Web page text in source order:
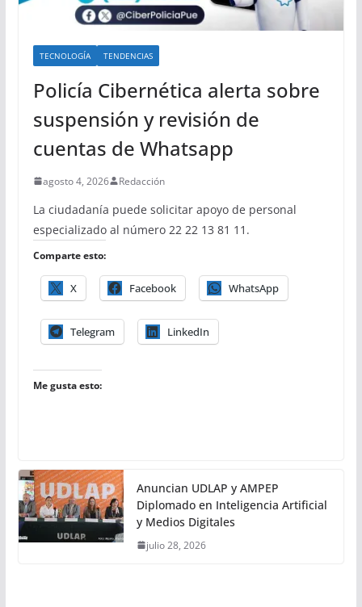
TECNOLOGÍA TENDENCIAS
Policía Cibernética alerta sobre
suspensión y revisión de
cuentas de Whatsapp
agosto 4, 2026 Redacción
La ciudadanía puede solicitar apoyo de personal
especializado al número 22 22 13 81 11.
Comparte esto:
X Facebook WhatsApp
Telegram LinkedIn
Me gusta esto:
Anuncian UDLAP y AMPEP
Diplomado en Inteligencia Artificial
y Medios Digitales
julio 28, 2026